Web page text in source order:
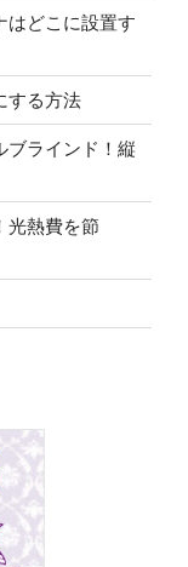
はどこに設置す
する方法
ブラインド！縦
光熱費を節